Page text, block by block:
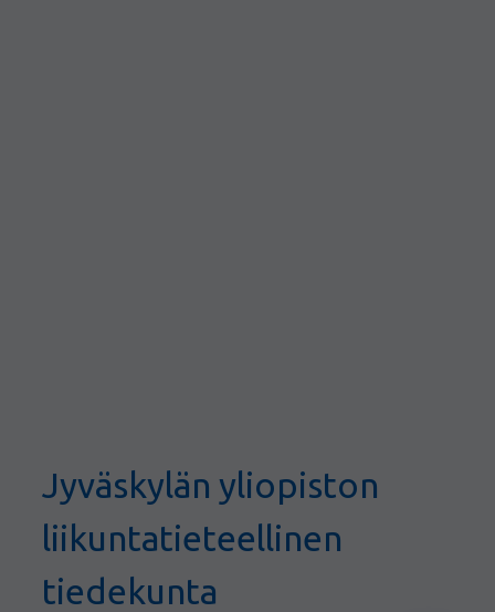
Jyväskylän yliopiston
liikuntatieteellinen
tiedekunta